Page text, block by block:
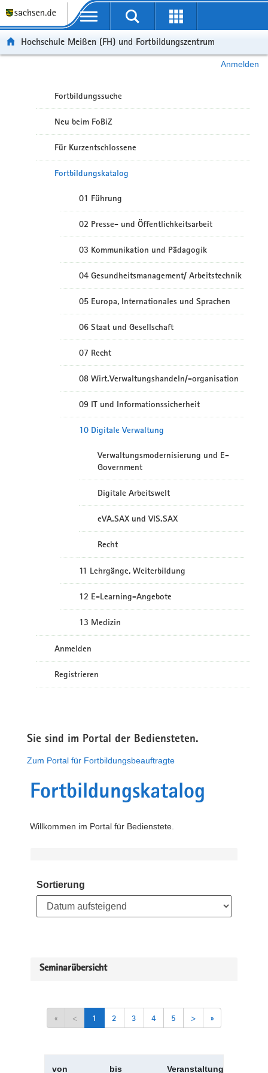
Portalübergreifende Navigation
Hochschule Meißen (FH) und Fortbildungszentrum
Anmelden
Fortbildungssuche
Neu beim FoBiZ
Für Kurzentschlossene
Fortbildungskatalog
01 Führung
02 Presse- und Öffentlichkeitsarbeit
03 Kommunikation und Pädagogik
04 Gesundheitsmanagement/ Arbeitstechnik
05 Europa, Internationales und Sprachen
06 Staat und Gesellschaft
07 Recht
08 Wirt.Verwaltungshandeln/-organisation
09 IT und Informationssicherheit
10 Digitale Verwaltung
Verwaltungsmodernisierung und E-
Government
Digitale Arbeitswelt
eVA.SAX und VIS.SAX
Recht
11 Lehrgänge, Weiterbildung
12 E-Learning-Angebote
13 Medizin
Anmelden
Registrieren
Sie sind im Portal der Bediensteten.
Zum Portal für Fortbildungsbeauftragte
Fortbildungskatalog
Willkommen im Portal für Bedienstete.
Sortierung
Seminarübersicht
« < 1 2 3 4 5 > »
von bis Veranstaltungskürzel